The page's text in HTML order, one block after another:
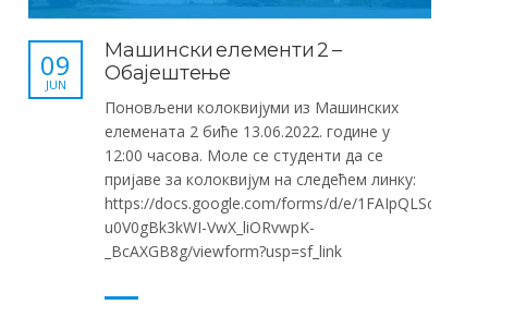
Машински елементи 2 –
Обајештење
09
JUN
Поновљени колоквијуми из Машинских
елемената 2 биће 13.06.2022. године у
12:00 часова. Моле се студенти да се
пријаве за колоквијум на следећем линку:
https://docs.google.com/forms/d/e/
u0V0gBk3kWI-VwX_liORvwpK-
_BcAXGB8g/viewform?usp=sf_link